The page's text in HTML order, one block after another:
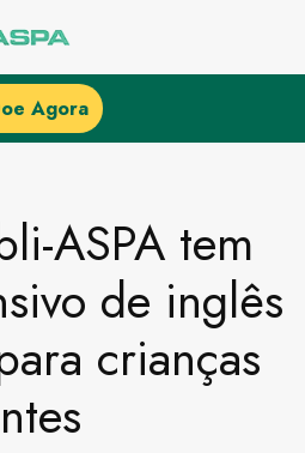
Agora
ASPA tem
de inglês
crianças